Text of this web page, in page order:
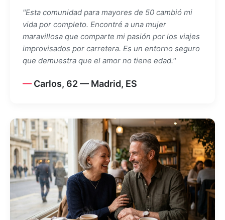
"Esta comunidad para mayores de 50 cambió mi
vida por completo. Encontré a una mujer
maravillosa que comparte mi pasión por los viajes
improvisados por carretera. Es un entorno seguro
que demuestra que el amor no tiene edad."
Carlos, 62 — Madrid, ES